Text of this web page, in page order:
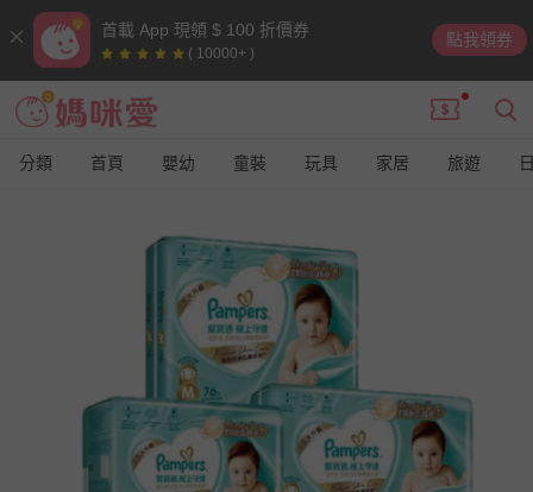
首載 App 現領 $ 100 折價券
( 10000+ )
點我領券
分類 首頁 嬰幼 童裝 玩具 家居 旅遊